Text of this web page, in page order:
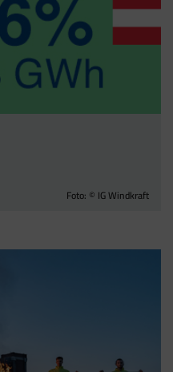
Foto: © IG Windkraft